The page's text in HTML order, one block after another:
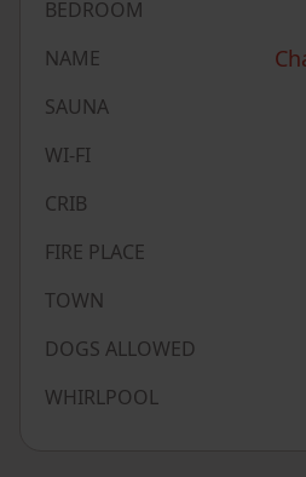
BEDROOM
NAME
SAUNA
WI-FI
CRIB
FIRE PLACE
TOWN
DOGS ALLOWED
WHIRLPOOL